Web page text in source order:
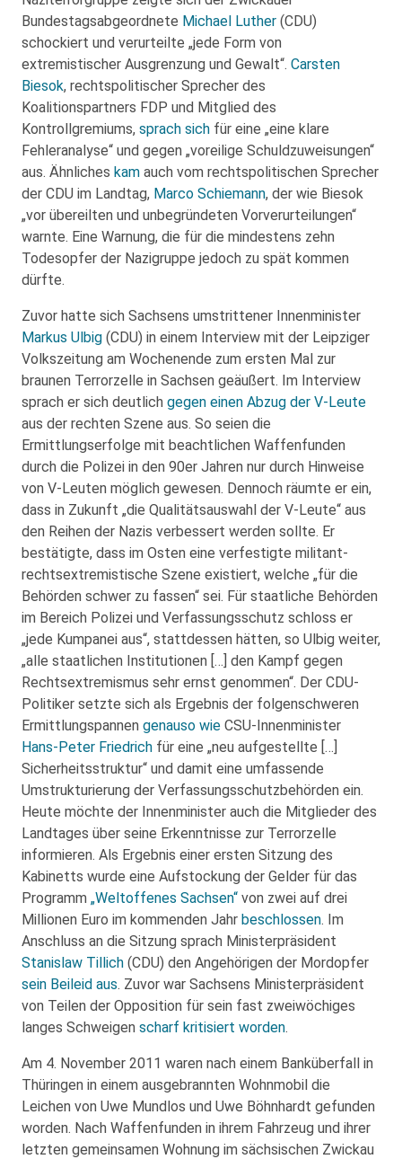
Bundestagsabgeordnete Michael Luther (CDU)
schockiert und verurteilte „jede Form von
extremistischer Ausgrenzung und Gewalt“. Carsten
Biesok, rechtspolitischer Sprecher des
Koalitionspartners FDP und Mitglied des
Kontrollgremiums, sprach sich für eine „eine klare
Fehleranalyse“ und gegen „voreilige Schuldzuweisungen“
aus. Ähnliches kam auch vom rechtspolitischen Sprecher
der CDU im Landtag, Marco Schiemann, der wie Biesok
„vor übereilten und unbegründeten Vorverurteilungen“
warnte. Eine Warnung, die für die mindestens zehn
Todesopfer der Nazigruppe jedoch zu spät kommen
dürfte.
Zuvor hatte sich Sachsens umstrittener Innenminister
Markus Ulbig (CDU) in einem Interview mit der Leipziger
Volkszeitung am Wochenende zum ersten Mal zur
braunen Terrorzelle in Sachsen geäußert. Im Interview
sprach er sich deutlich gegen einen Abzug der V-Leute
aus der rechten Szene aus. So seien die
Ermittlungserfolge mit beachtlichen Waffenfunden
durch die Polizei in den 90er Jahren nur durch Hinweise
von V-Leuten möglich gewesen. Dennoch räumte er ein,
dass in Zukunft „die Qualitätsauswahl der V-Leute“ aus
den Reihen der Nazis verbessert werden sollte. Er
bestätigte, dass im Osten eine verfestigte militant-
rechtsextremistische Szene existiert, welche „für die
Behörden schwer zu fassen“ sei. Für staatliche Behörden
im Bereich Polizei und Verfassungsschutz schloss er
„jede Kumpanei aus“, stattdessen hätten, so Ulbig weiter,
„alle staatlichen Institutionen […] den Kampf gegen
Rechtsextremismus sehr ernst genommen“. Der CDU-
Politiker setzte sich als Ergebnis der folgenschweren
Ermittlungspannen genauso wie CSU-Innenminister
Hans-Peter Friedrich für eine „neu aufgestellte […]
Sicherheitsstruktur“ und damit eine umfassende
Umstrukturierung der Verfassungsschutzbehörden ein.
Heute möchte der Innenminister auch die Mitglieder des
Landtages über seine Erkenntnisse zur Terrorzelle
informieren. Als Ergebnis einer ersten Sitzung des
Kabinetts wurde eine Aufstockung der Gelder für das
Programm „Weltoffenes Sachsen“ von zwei auf drei
Millionen Euro im kommenden Jahr beschlossen. Im
Anschluss an die Sitzung sprach Ministerpräsident
Stanislaw Tillich (CDU) den Angehörigen der Mordopfer
sein Beileid aus. Zuvor war Sachsens Ministerpräsident
von Teilen der Opposition für sein fast zweiwöchiges
langes Schweigen scharf kritisiert worden.
Am 4. November 2011 waren nach einem Banküberfall in
Thüringen in einem ausgebrannten Wohnmobil die
Leichen von Uwe Mundlos und Uwe Böhnhardt gefunden
worden. Nach Waffenfunden in ihrem Fahrzeug und ihrer
letzten gemeinsamen Wohnung im sächsischen Zwickau